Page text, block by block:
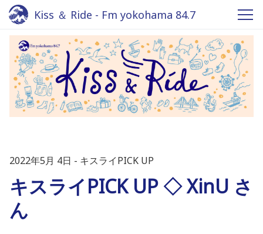
Kiss ＆ Ride - Fm yokohama 84.7
2022年5月 4日 キスライPICK UP
キスライPICK UP ◇ XinU さ
ん